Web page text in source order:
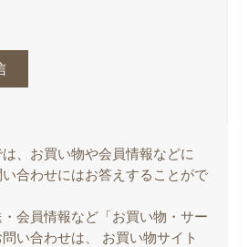
、お買い物や会員情報などに
合わせにはお答えすることがで
会員情報など「お買い物・サー
い合わせは、 お買い物サイト